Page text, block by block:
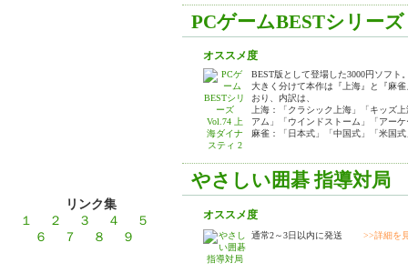
リンク集
１
２ ３ ４
５
６
７ ８ ９
PCゲームBESTシリー
オススメ度
BEST版として登場した3000円ソフ
大きく分けて本作は『上海』と『麻
おり、内訳は、
上海：「クラシック上海」「キッズ
アム」「ウインドストーム」「アー
麻雀：「日本式」「中国式」「米国
やさしい囲碁 指導対局
オススメ度
通常2～3日以内に発送 >>詳細を